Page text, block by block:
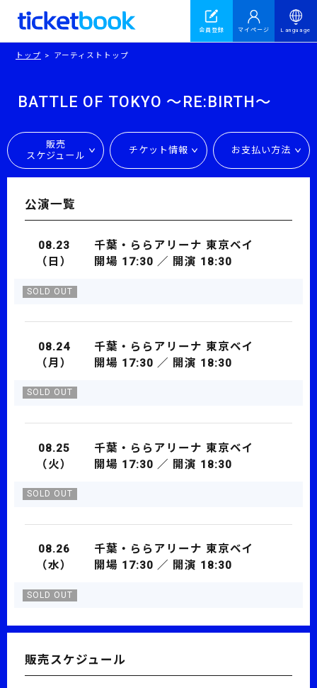
会員登録 マイページ Language
トップ アーティストトップ
BATTLE OF TOKYO 〜RE:BIRTH〜
販売
スケジュール
チケット情報 お支払い方法
公演一覧
08.23
（日）
千葉・ららアリーナ 東京ベイ
開場 17:30 ／ 開演 18:30
SOLD OUT
08.24
（月）
千葉・ららアリーナ 東京ベイ
開場 17:30 ／ 開演 18:30
SOLD OUT
08.25
（火）
千葉・ららアリーナ 東京ベイ
開場 17:30 ／ 開演 18:30
SOLD OUT
08.26
（水）
千葉・ららアリーナ 東京ベイ
開場 17:30 ／ 開演 18:30
SOLD OUT
販売スケジュール